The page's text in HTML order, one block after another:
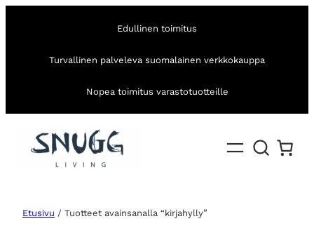
Edullinen toimitus
Turvallinen palveleva suomalainen verkkokauppa
Nopea toimitus varastotuotteille
Etusivu / Tuotteet avainsanalla “kirjahylly”